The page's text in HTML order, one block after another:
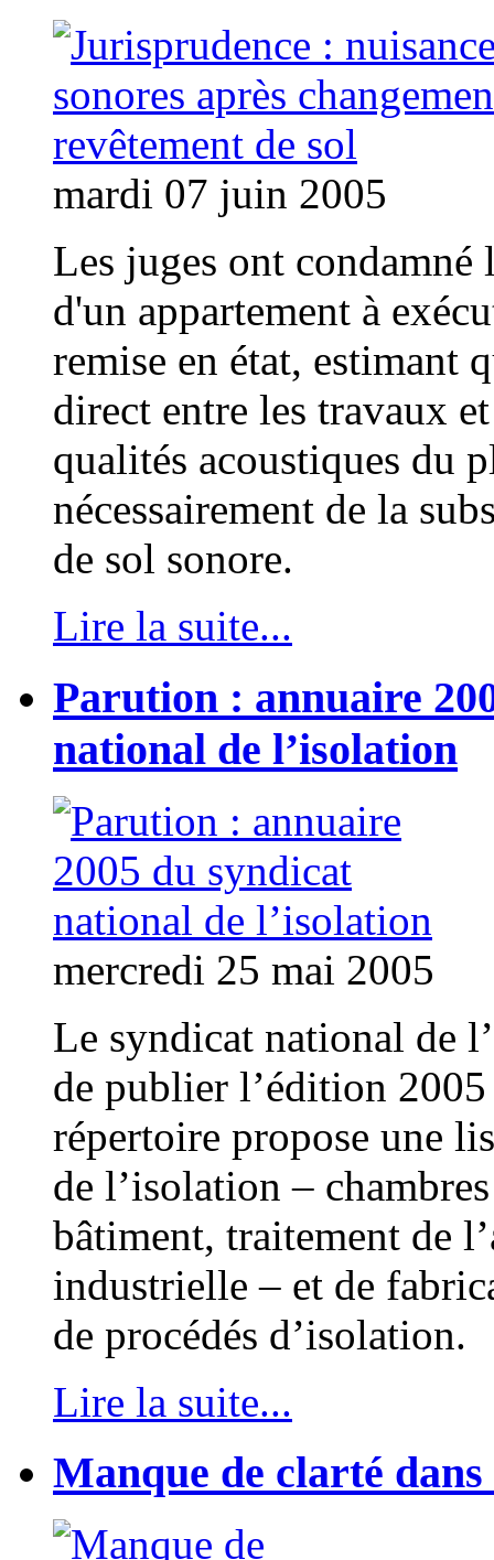
mardi 07 juin 2005
Les juges ont condamné
d'un appartement à
remise en état, estimant
direct entre les travaux
qualités acoustiques du
nécessairement de la
de sol sonore.
Lire la suite...
Parution : annuaire
national de l’isolation
mercredi 25 mai 2005
Le syndicat national de
de publier l’édition
répertoire propose une
de l’isolation –
bâtiment, traitement de
industrielle – et de
de procédés d’isolation.
Lire la suite...
Manque de clarté